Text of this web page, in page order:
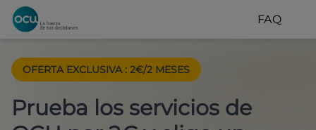
FAQ
OFERTA EXCLUSIVA : 2€/2 MESES
Prueba los servicios de